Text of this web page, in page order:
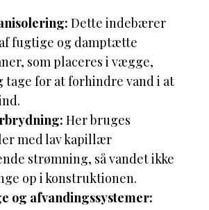
Dette indebærer
fugtige og damptætte
som placeres i vægge,
tage for at forhindre vand i at
Her bruges
med lav kapillær
strømning, så vandet ikke
op i konstruktionen.
og afvandingssystemer: